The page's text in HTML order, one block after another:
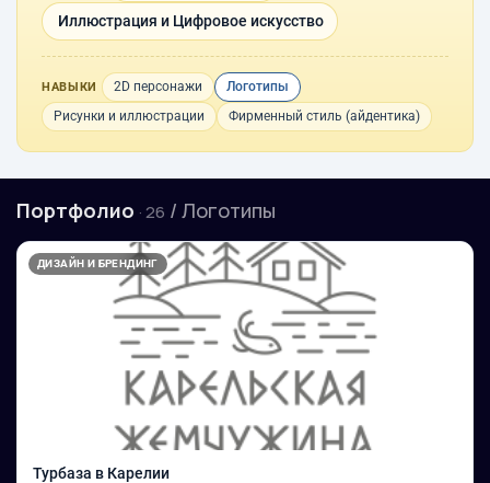
Иллюстрация и Цифровое искусство
НАВЫКИ 2D персонажи
Логотипы
Рисунки и иллюстрации
Фирменный стиль (айдентика)
Портфолио · 26 / Логотипы
ДИЗАЙН И БРЕНДИНГ
Турбаза в Карелии